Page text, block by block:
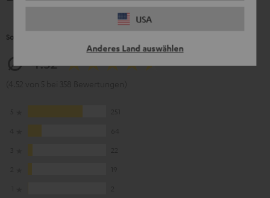
USA
Anderes Land auswählen
So bewerten Kunden dieses Produkt
4.52